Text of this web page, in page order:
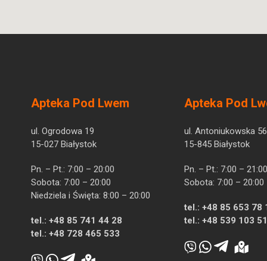
Apteka Pod Lwem
ul. Ogrodowa 19
15-027 Białystok
Pn. – Pt.: 7:00 – 20:00
Sobota: 7:00 – 20:00
Niedziela i Święta: 8:00 – 20:00
tel.: +48 85 741 44 28
tel.: +48 728 465 533
Apteka Pod
ul. Antoniukowska 56
15-845 Białystok
Pn. – Pt.: 7:00 – 21:00
Sobota: 7:00 – 20:00
tel.: +48 85 653 78
tel.: +48 539 103